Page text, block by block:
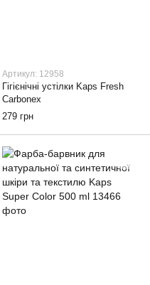
Артикул: 12958
Гігієнічні устілки Kaps Fresh
Carbonex
279 грн